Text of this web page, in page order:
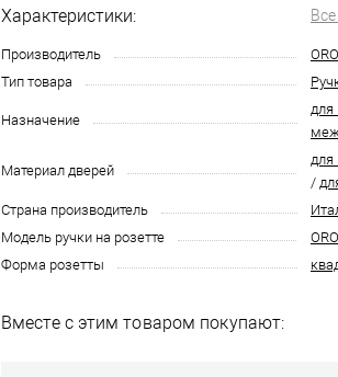
Характеристики:
Производитель
Тип товара
Назначение
для
Материал дверей
для
/
Страна производитель
Модель ручки на розетте
Форма розетты
Вместе с этим товаром покупают: